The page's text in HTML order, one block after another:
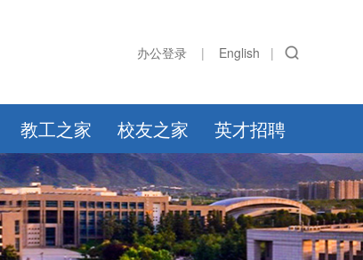
办公登录 | English |
教工之家 校友之家 英才招聘